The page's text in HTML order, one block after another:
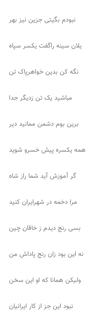
نبودم بگیتی جزین نیز بهر
یلان سینه راگفت یکسر سپاه
نگه کن بدین خواهرپاک تن
مباشید یک تن زدیگر جدا
برین بوم دشمن ممانید دیر
همه یکسره پیش خسرو شوید
گر آموزش آید شما راز شاه
مرا دخمه در شهرایران کنید
بسی رنج دیدم ز خاقان چین
نه این بود زان رنج پاداش من
ولیکن همانا که او این سخن
نبود این جز از کار ایرانیان